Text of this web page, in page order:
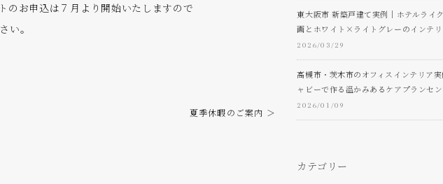
のお申込は７月より開始いたしますので
い。
夏季休暇のご案内 ＞
東大阪市 新築戸建て実例｜ホテルライ
画とホワイト×ライトグレーのインテリ
2026/03/29
高槻市・茨木市のオフィスインテリア
ャビーで作る温かみあるケアプランセ
2026/01/09
カテゴリー